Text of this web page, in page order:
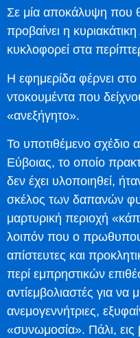
Σε μία αποκάλυψη που
προβαίνει η
κυκλοφορεί στα
Η εφημερίδα φέρνει
ντοκουμέντα που
«ανεξήγητο».
Το υποτιθέμενο σχέδιο
Εύβοιας, το οποίο
δεν έχει υλοποιηθεί,
σκέλος των δαπανών
μαρτυρική περιοχή
λοιπόν που ο
απίστευτες και
περί εμπρηστικών
αντίεμβολιαστές για να
ανεμογεννήτριες,
«συνωμοσία». Πάλι,